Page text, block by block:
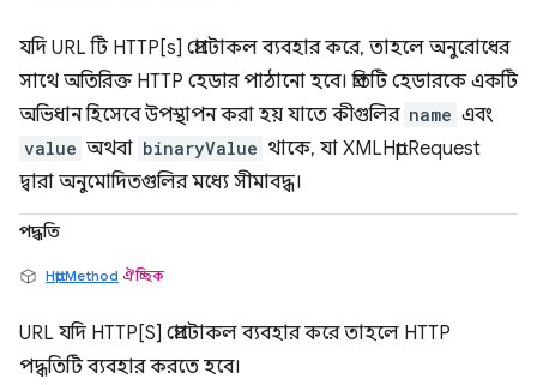
যদি URL টি HTTP[s] প্রোটোকল ব্যবহার করে, তাহলে অনুরোধের
সাথে অতিরিক্ত HTTP হেডার পাঠানো হবে। প্রতিটি হেডারকে একটি
অভিধান হিসেবে উপস্থাপন করা হয় যাতে কীগুলির name এবং
value অথবা binaryValue থাকে, যা XMLHttpRequest
দ্বারা অনুমোদিতগুলির মধ্যে সীমাবদ্ধ।
পদ্ধতি
HttpMethod ঐচ্ছিক
URL যদি HTTP[S] প্রোটোকল ব্যবহার করে তাহলে HTTP
পদ্ধতিটি ব্যবহার করতে হবে।